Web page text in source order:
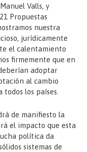
Valls, y
Propuestas
nuestra
jurídicamente
el calentamiento
firmemente que en
adoptar
al cambio
los países.
de manifiesto la
el impacto que esta
política da
sistemas de